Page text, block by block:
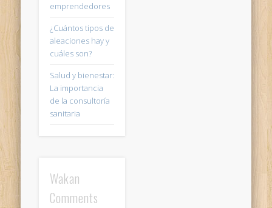
emprendedores
¿Cuántos tipos de
aleaciones hay y
cuáles son?
Salud y bienestar:
La importancia
de la consultoría
sanitaria
Wakan
Comments